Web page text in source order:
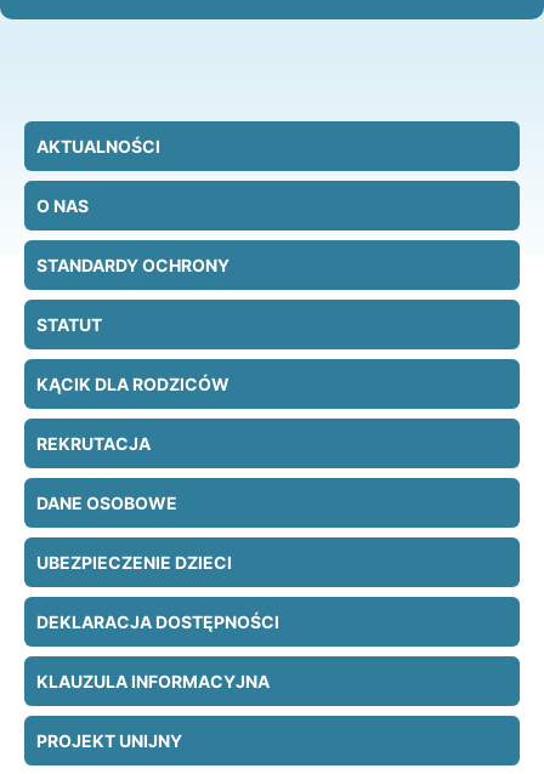
AKTUALNOŚCI
O NAS
STANDARDY OCHRONY
STATUT
KĄCIK DLA RODZICÓW
REKRUTACJA
DANE OSOBOWE
UBEZPIECZENIE DZIECI
DEKLARACJA DOSTĘPNOŚCI
KLAUZULA INFORMACYJNA
PROJEKT UNIJNY